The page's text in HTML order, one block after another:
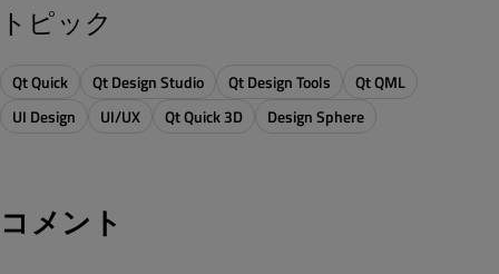
トピック
Qt Quick Qt Design Studio Qt Design Tools
Qt QML
UI Design
UI/UX Qt Quick 3D Design Sphere
コメント